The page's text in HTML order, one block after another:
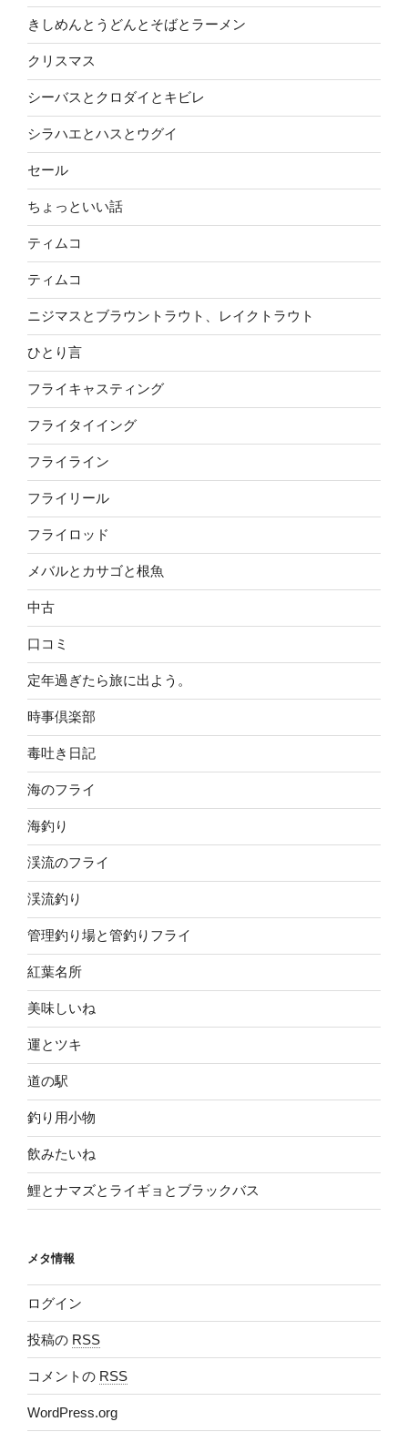
きしめんとうどんとそばとラーメン
クリスマス
シーバスとクロダイとキビレ
シラハエとハスとウグイ
セール
ちょっといい話
ティムコ
ティムコ
ニジマスとブラウントラウト、レイクトラウト
ひとり言
フライキャスティング
フライタイイング
フライライン
フライリール
フライロッド
メバルとカサゴと根魚
中古
口コミ
定年過ぎたら旅に出よう。
時事倶楽部
毒吐き日記
海のフライ
海釣り
渓流のフライ
渓流釣り
管理釣り場と管釣りフライ
紅葉名所
美味しいね
運とツキ
道の駅
釣り用小物
飲みたいね
鯉とナマズとライギョとブラックバス
メタ情報
ログイン
投稿の RSS
コメントの RSS
WordPress.org